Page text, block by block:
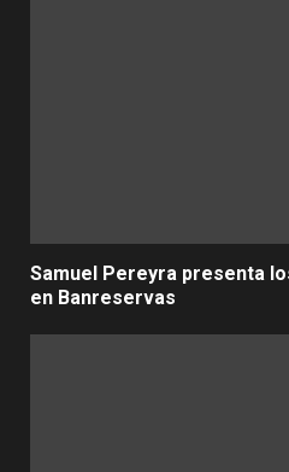
Samuel Pereyra presenta
en Banreservas